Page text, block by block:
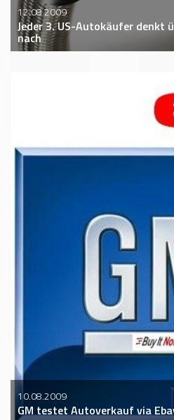
12.08.2009
Jeder 3. US-Autokäufer denkt
nach
10.08.2009
GM testet Autoverkauf via